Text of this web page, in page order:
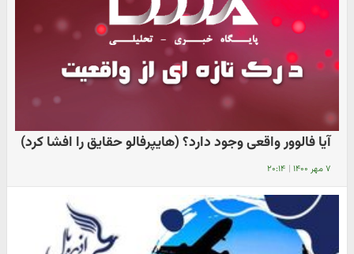
آیا فالوور واقعی وجود دارد؟ (هایپرفالو حقایق را افشا کرد)
۷ مهر ۱۴۰۰ | ۲۰:۱۴